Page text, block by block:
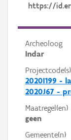
https://
Archeoloog
Indar
Projectcode(s)
2020I199 -
2020J67 -
Maatregel(en)
geen
Gemeente(n)